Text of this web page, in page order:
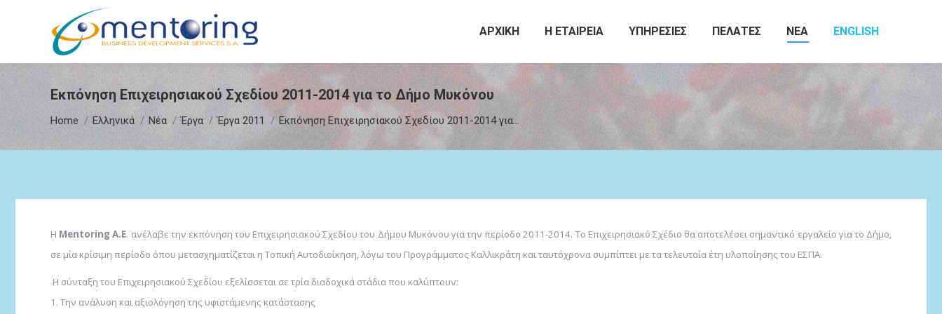
ΑΡΧΙΚΗ Η ΕΤΑΙΡΕΙΑ ΥΠΗΡΕΣΙΕΣ ΠΕΛΑΤΕΣ ΝΕΑ ENGLISH
Εκπόνηση Επιχειρησιακού Σχεδίου 2011-2014 για το Δήμο Μυκόνου
You are here:
Home Ελληνικά Νέα Έργα Έργα 2011 Εκπόνηση Επιχειρησιακού Σχεδίου 2011-2014 για…
Η Mentoring Α.Ε. ανέλαβε την εκπόνηση του Επιχειρησιακού Σχεδίου του Δήμου Μυκόνου για την περίοδο 2011-2014. Το Επιχειρησιακό Σχέδιο θα αποτελέσει σημαντικό εργαλείο για το Δήμο,
σε μία κρίσιμη περίοδο όπου μετασχηματίζεται η Τοπική Αυτοδιοίκηση, λόγω του Προγράμματος Καλλικράτη και ταυτόχρονα συμπίπτει με τα τελευταία έτη υλοποίησης του ΕΣΠΑ.
Η σύνταξη του Επιχειρησιακού Σχεδίου εξελίσσεται σε τρία διαδοχικά στάδια που καλύπτουν:
1. Την ανάλυση και αξιολόγηση της υφιστάμενης κατάστασης